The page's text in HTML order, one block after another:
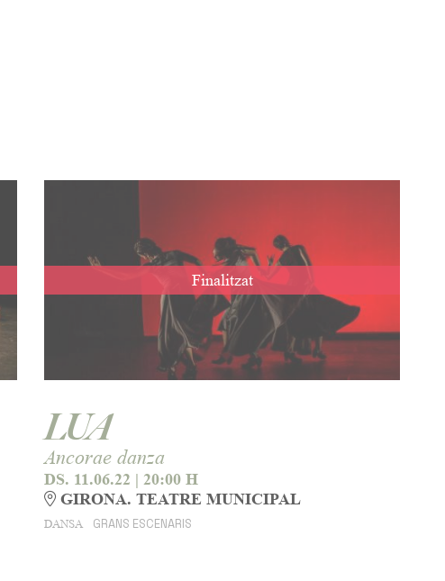
Finalitzat
LUA
Ancorae danza
DS. 11.06.22 | 20:00 H
GIRONA. TEATRE MUNICIPAL
DANSA GRANS ESCENARIS